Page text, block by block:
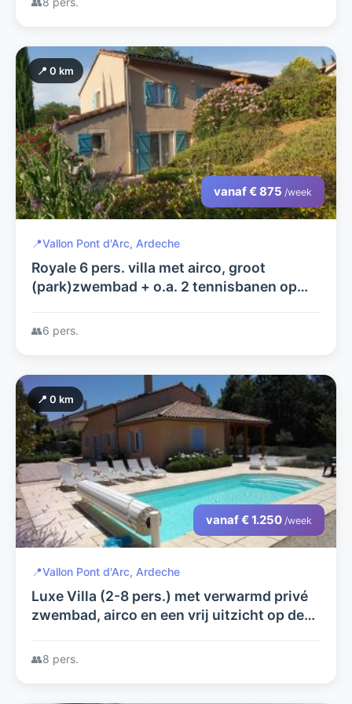
📍 0 km
vanaf € 875 /week
📍Vallon Pont d'Arc, Ardeche
Royale 6 pers. villa met airco, groot
(park)zwembad + o.a. 2 tennisbanen op
de Ardèche
👥6 pers.
📍 0 km
vanaf € 1.250 /week
📍Vallon Pont d'Arc, Ardeche
Luxe Villa (2-8 pers.) met verwarmd privé
zwembad, airco en een vrij uitzicht op de
Rives de l'Ardèche
👥8 pers.